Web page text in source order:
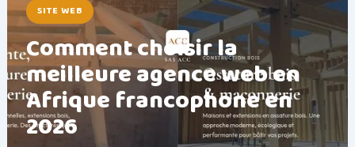
SITE WEB
Comment choisir la
meilleure agence web en
Afrique francophone en
2026